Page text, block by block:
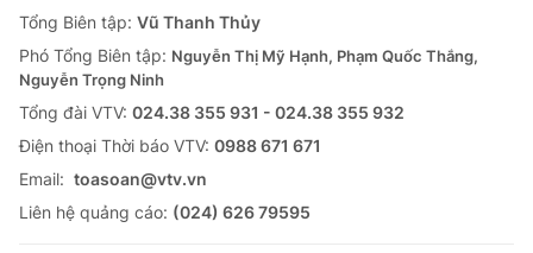
Tổng Biên tập: Vũ Thanh Thủy
Phó Tổng Biên tập: Nguyễn Thị Mỹ Hạnh, Phạm Quốc Thắng,
Nguyễn Trọng Ninh
Tổng đài VTV: 024.38 355 931 - 024.38 355 932
Ðiện thoại Thời báo VTV: 0988 671 671
Email: toasoan@vtv.vn
Liên hệ quảng cáo: (024) 626 79595